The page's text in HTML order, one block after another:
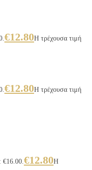
€12.80Η τρέχουσα τιμή
€12.80Η τρέχουσα τιμή
€16.00.€12.80Η